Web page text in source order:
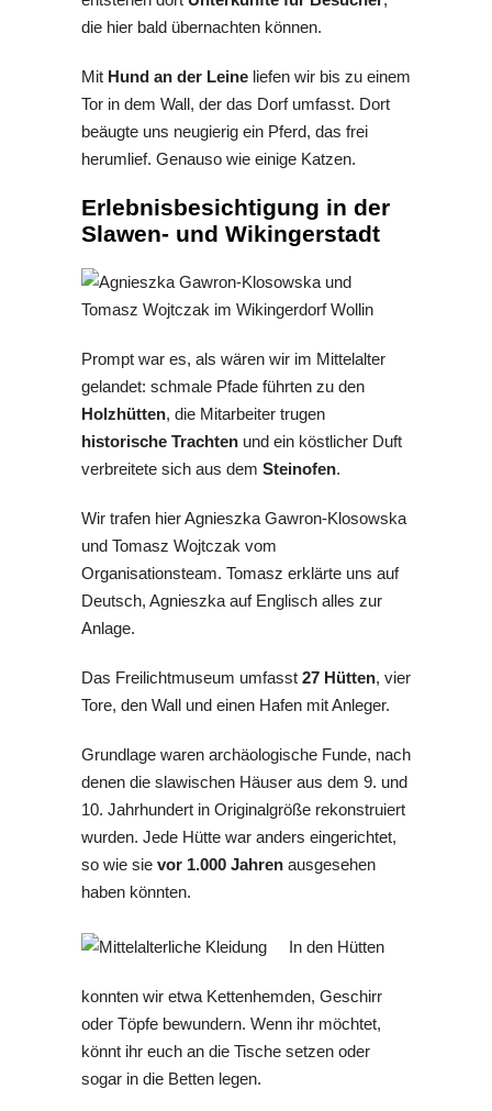
die hier bald übernachten können.
Mit Hund an der Leine liefen wir bis zu einem
Tor in dem Wall, der das Dorf umfasst. Dort
beäugte uns neugierig ein Pferd, das frei
herumlief. Genauso wie einige Katzen.
Erlebnisbesichtigung in der
Slawen- und Wikingerstadt
Prompt war es, als wären wir im Mittelalter
gelandet: schmale Pfade führten zu den
Holzhütten, die Mitarbeiter trugen
historische Trachten und ein köstlicher Duft
verbreitete sich aus dem Steinofen.
Wir trafen hier Agnieszka Gawron-Klosowska
und Tomasz Wojtczak vom
Organisationsteam. Tomasz erklärte uns auf
Deutsch, Agnieszka auf Englisch alles zur
Anlage.
Das Freilichtmuseum umfasst 27 Hütten, vier
Tore, den Wall und einen Hafen mit Anleger.
Grundlage waren archäologische Funde, nach
denen die slawischen Häuser aus dem 9. und
10. Jahrhundert in Originalgröße rekonstruiert
wurden. Jede Hütte war anders eingerichtet,
so wie sie vor 1.000 Jahren ausgesehen
haben könnten.
In den Hütten
konnten wir etwa Kettenhemden, Geschirr
oder Töpfe bewundern. Wenn ihr möchtet,
könnt ihr euch an die Tische setzen oder
sogar in die Betten legen.